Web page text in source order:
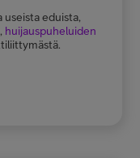
useista eduista,
, huijauspuheluiden